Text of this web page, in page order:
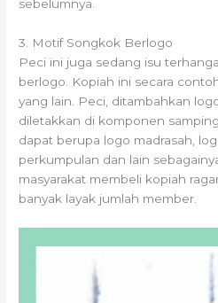
sebelumnya.
3. Motif Songkok Berlogo
Peci ini juga sedang isu
berlogo. Kopiah ini secara
yang lain. Peci, ditambahkan
diletakkan di komponen
dapat berupa logo madrasah,
perkumpulan dan lain
masyarakat membeli kopiah
banyak layak jumlah member.